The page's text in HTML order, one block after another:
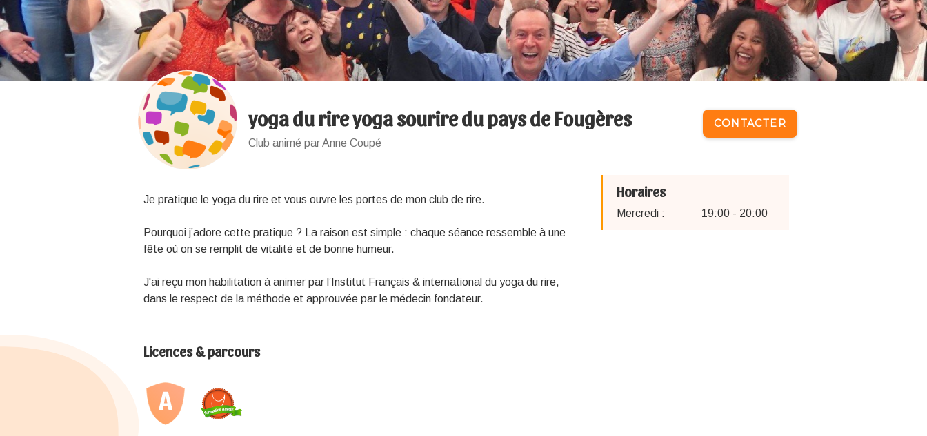
yoga du rire yoga sourire du pays de Fougères
Club animé par Anne Coupé
CONTACTER
Je pratique le yoga du rire et vous ouvre les portes de mon club de rire.
Pourquoi j’adore cette pratique ? La raison est simple : chaque séance ressemble à une
fête où on se remplit de vitalité et de bonne humeur.
J'ai reçu mon habilitation à animer par l’Institut Français & international du yoga du rire,
dans le respect de la méthode et approuvée par le médecin fondateur.
Licences & parcours
Horaires
Mercredi : 19:00 - 20:00